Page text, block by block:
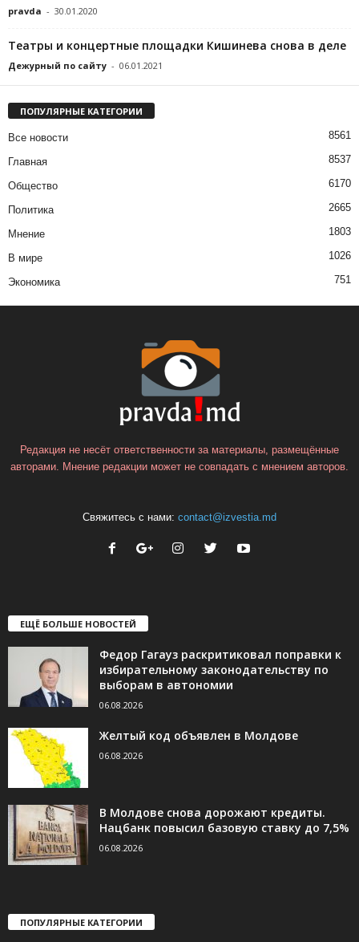
pravda - 30.01.2020
Театры и концертные площадки Кишинева снова в деле
Дежурный по сайту - 06.01.2021
ПОПУЛЯРНЫЕ КАТЕГОРИИ
Все новости 8561
Главная 8537
Общество 6170
Политика 2665
Мнение 1803
В мире 1026
Экономика 751
Редакция не несёт ответственности за материалы, размещённые
авторами. Мнение редакции может не совпадать с мнением авторов.
Свяжитесь с нами: contact@izvestia.md
ЕЩЁ БОЛЬШЕ НОВОСТЕЙ
Федор Гагауз раскритиковал поправки к
избирательному законодательству по
выборам в автономии
06.08.2026
Желтый код объявлен в Молдове
06.08.2026
В Молдове снова дорожают кредиты.
Нацбанк повысил базовую ставку до 7,5%
06.08.2026
ПОПУЛЯРНЫЕ КАТЕГОРИИ